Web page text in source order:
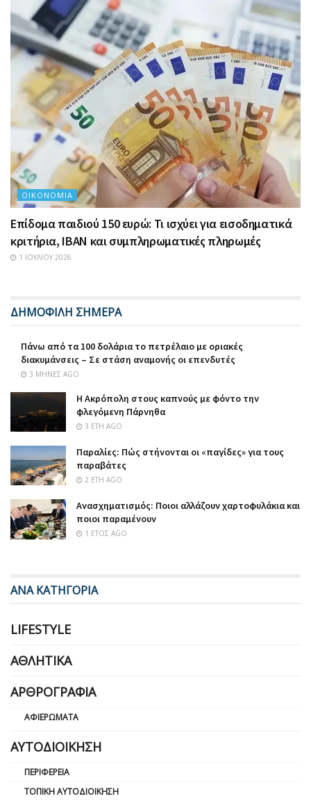
ΟΙΚΟΝΟΜΊΑ
Επίδομα παιδιού 150 ευρώ: Τι ισχύει για εισοδηματικά
κριτήρια, IBAN και συμπληρωματικές πληρωμές
1 ΙΟΥΛΊΟΥ 2026
ΔΗΜΟΦΙΛΗ ΣΗΜΕΡΑ
Πάνω από τα 100 δολάρια το πετρέλαιο με οριακές
διακυμάνσεις – Σε στάση αναμονής οι επενδυτές
3 ΜΉΝΕΣ AGO
Η Ακρόπολη στους καπνούς με φόντο την
φλεγόμενη Πάρνηθα
3 ΈΤΗ AGO
Παραλίες: Πώς στήνονται οι «παγίδες» για τους
παραβάτες
2 ΈΤΗ AGO
Ανασχηματισμός: Ποιοι αλλάζουν χαρτοφυλάκια και
ποιοι παραμένουν
1 ΈΤΟΣ AGO
ΑΝΑ ΚΑΤΗΓΟΡΙΑ
LIFESTYLE
ΑΘΛΗΤΙΚΆ
ΑΡΘΡΟΓΡΑΦΊΑ
ΑΦΙΕΡΏΜΑΤΑ
ΑΥΤΟΔΙΟΊΚΗΣΗ
ΠΕΡΙΦΈΡΕΙΑ
ΤΟΠΙΚΉ ΑΥΤΟΔΙΟΊΚΗΣΗ